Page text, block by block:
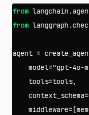
from
from
agent =
model="gpt-4o-
tools=tools,
context_schema=
middleware= [